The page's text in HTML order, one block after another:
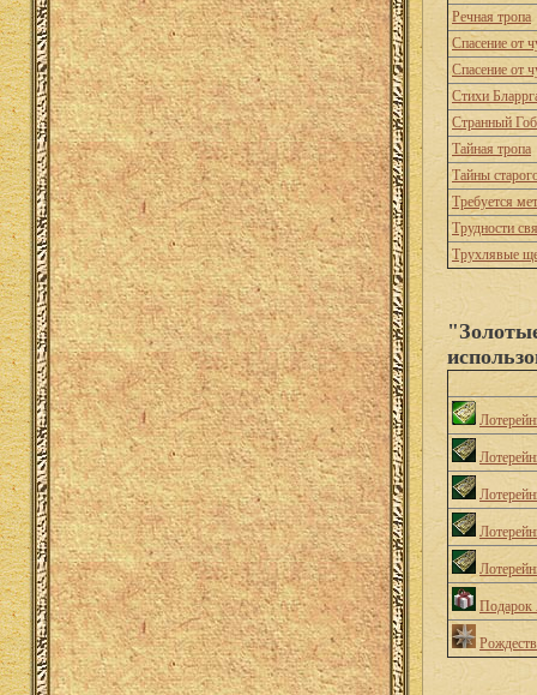
Речная тропа
Спасение от
Спасение от
Стихи
Странный
Тайная тропа
Тайны
Требуется
Трудности
Трухлявые
Подарок